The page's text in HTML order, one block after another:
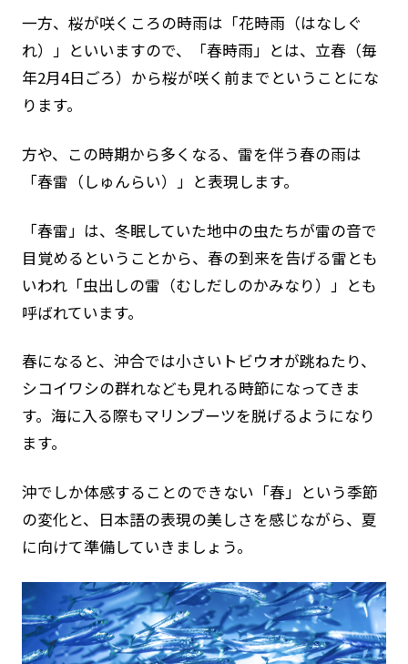
お問い合わせ
一方、桜が咲くころの時雨は「花時雨（はなしぐ
れ）」といいますので、「春時雨」とは、立春（毎
年2月4日ごろ）から桜が咲く前までということにな
ります。
方や、この時期から多くなる、雷を伴う春の雨は
「春雷（しゅんらい）」と表現します。
「春雷」は、冬眠していた地中の虫たちが雷の音で
目覚めるということから、春の到来を告げる雷とも
いわれ「虫出しの雷（むしだしのかみなり）」とも
呼ばれています。
春になると、沖合では小さいトビウオが跳ねたり、
シコイワシの群れなども見れる時節になってきま
す。海に入る際もマリンブーツを脱げるようになり
ます。
沖でしか体感することのできない「春」という季節
の変化と、日本語の表現の美しさを感じながら、夏
に向けて準備していきましょう。